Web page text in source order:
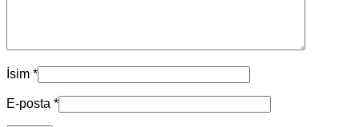
İsim *
E-posta *